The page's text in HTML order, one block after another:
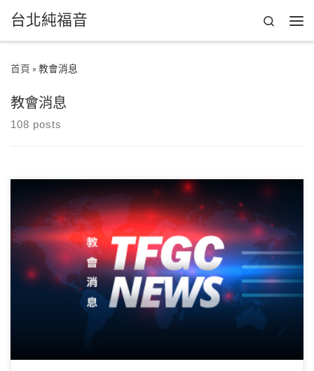
Skip to content
台北純福音
Search
首頁 » 教會消息
教會消息
108 posts
恭喜2025下半年幸福門訓結業名單共8人、一對一門徒同伴課程第3
期結業名單 共12人恭喜每一位結業生 […]